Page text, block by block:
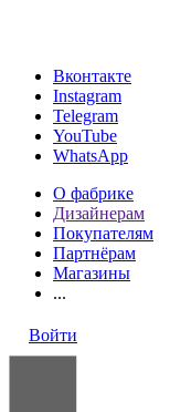
Вконтакте
Instagram
Telegram
YouTube
WhatsApp
О фабрике
Дизайнерам
Покупателям
Партнёрам
Магазины
...
Войти